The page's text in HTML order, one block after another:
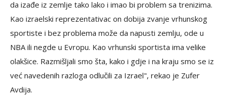
da izađe iz zemlje tako lako i imao bi problem sa trenizima.
Kao izraelski reprezentativac on dobija zvanje vrhunskog
sportiste i bez problema može da napusti zemlju, ode u
NBA ili negde u Evropu. Kao vrhunski sportista ima velike
olakšice. Razmišljali smo šta, kako i gdje i na kraju smo se iz
već navedenih razloga odlučili za Izrael", rekao je Zufer
Avdija.